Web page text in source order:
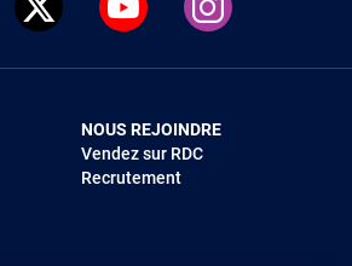
NOUS REJOINDRE
Vendez sur RDC
Recrutement